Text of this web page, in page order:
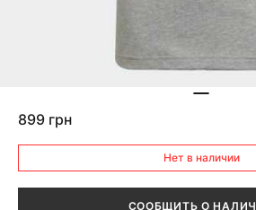
899 грн
Нет в наличии
СООБЩИТЬ О